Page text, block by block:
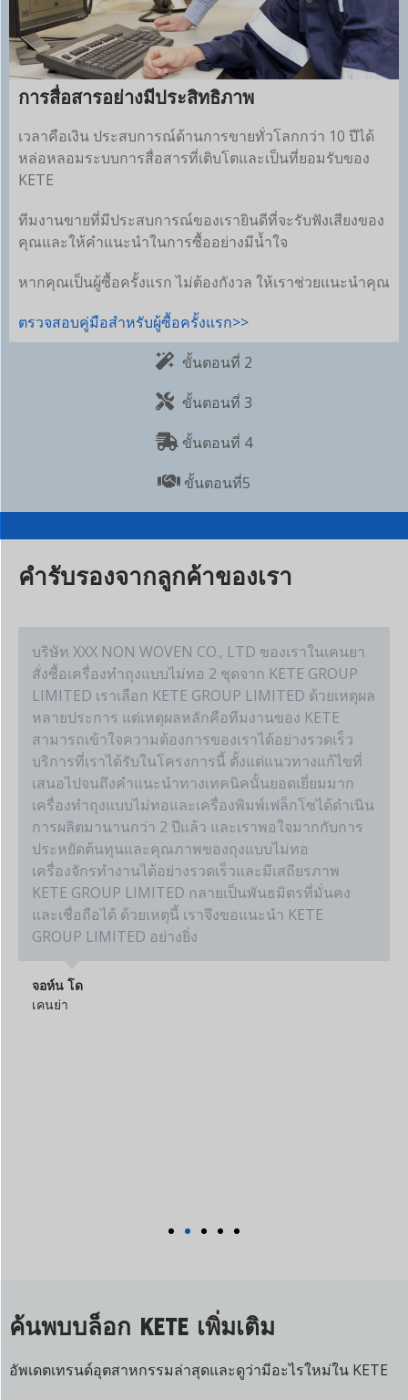
การสื่อสารอย่างมีประสิทธิภาพ
เวลาคือเงิน ประสบการณ์ด้านการขายทั่วโลกกว่า 10 ปีได้
หล่อหลอมระบบการสื่อสารที่เติบโตและเป็นที่ยอมรับของ
KETE
ทีมงานขายที่มีประสบการณ์ของเรายินดีที่จะรับฟังเสียงของ
คุณและให้คำแนะนำในการซื้ออย่างมีน้ำใจ
หากคุณเป็นผู้ซื้อครั้งแรก ไม่ต้องกังวล ให้เราช่วยแนะนำคุณ
ตรวจสอบคู่มือสำหรับผู้ซื้อครั้งแรก>>
ขั้นตอนที่ 2
ขั้นตอนที่ 3
ขั้นตอนที่ 4
ขั้นตอนที่5
คำรับรองจากลูกค้าของเรา
บริษัท XXX NON WOVEN CO., LTD ของเราในเคนยา
สั่งซื้อเครื่องทำถุงแบบไม่ทอ 2 ชุดจาก KETE GROUP
LIMITED เราเลือก KETE GROUP LIMITED ด้วยเหตุผล
หลายประการ แต่เหตุผลหลักคือทีมงานของ KETE
สามารถเข้าใจความต้องการของเราได้อย่างรวดเร็ว
บริการที่เราได้รับในโครงการนี้ ตั้งแต่แนวทางแก้ไขที่
เสนอไปจนถึงคำแนะนำทางเทคนิคนั้นยอดเยี่ยมมาก
เครื่องทำถุงแบบไม่ทอและเครื่องพิมพ์เฟล็กโซได้ดำเนิน
การผลิตมานานกว่า 2 ปีแล้ว และเราพอใจมากกับการ
ประหยัดต้นทุนและคุณภาพของถุงแบบไม่ทอ
เครื่องจักรทำงานได้อย่างรวดเร็วและมีเสถียรภาพ
KETE GROUP LIMITED กลายเป็นพันธมิตรที่มั่นคง
และเชื่อถือได้ ด้วยเหตุนี้ เราจึงขอแนะนำ KETE
GROUP LIMITED อย่างยิ่ง
จอห์น โด
เคนย่า
ค้นพบบล็อก KETE เพิ่มเติม
อัพเดตเทรนด์อุตสาหกรรมล่าสุดและดูว่ามีอะไรใหม่ใน KETE